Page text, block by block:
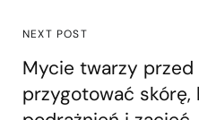
NEXT POST
Mycie twarzy przed
przygotować skórę,